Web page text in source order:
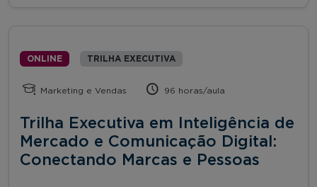
ONLINE TRILHA EXECUTIVA
Marketing e Vendas 96 horas/aula
Trilha Executiva em Inteligência de
Mercado e Comunicação Digital:
Conectando Marcas e Pessoas